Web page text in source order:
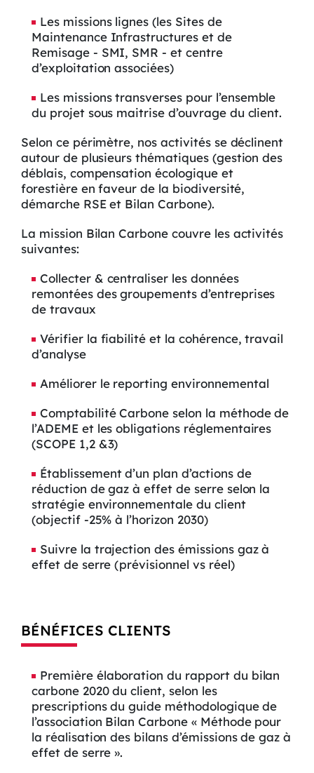
Les missions lignes (les Sites de
Maintenance Infrastructures et de
Remisage - SMI, SMR - et centre
d’exploitation associées)
Les missions transverses pour l’ensemble
du projet sous maitrise d’ouvrage du client.
Selon ce périmètre, nos activités se déclinent
autour de plusieurs thématiques (gestion des
déblais, compensation écologique et
forestière en faveur de la biodiversité,
démarche RSE et Bilan Carbone).
La mission Bilan Carbone couvre les activités
suivantes:
Collecter & centraliser les données
remontées des groupements d’entreprises
de travaux
Vérifier la fiabilité et la cohérence, travail
d’analyse
Améliorer le reporting environnemental
Comptabilité Carbone selon la méthode de
l’ADEME et les obligations réglementaires
(SCOPE 1,2 &3)
Établissement d’un plan d’actions de
réduction de gaz à effet de serre selon la
stratégie environnementale du client
(objectif -25% à l’horizon 2030)
Suivre la trajection des émissions gaz à
effet de serre (prévisionnel vs réel)
BÉNÉFICES CLIENTS
Première élaboration du rapport du bilan
carbone 2020 du client, selon les
prescriptions du guide méthodologique de
l’association Bilan Carbone « Méthode pour
la réalisation des bilans d’émissions de gaz à
effet de serre ».